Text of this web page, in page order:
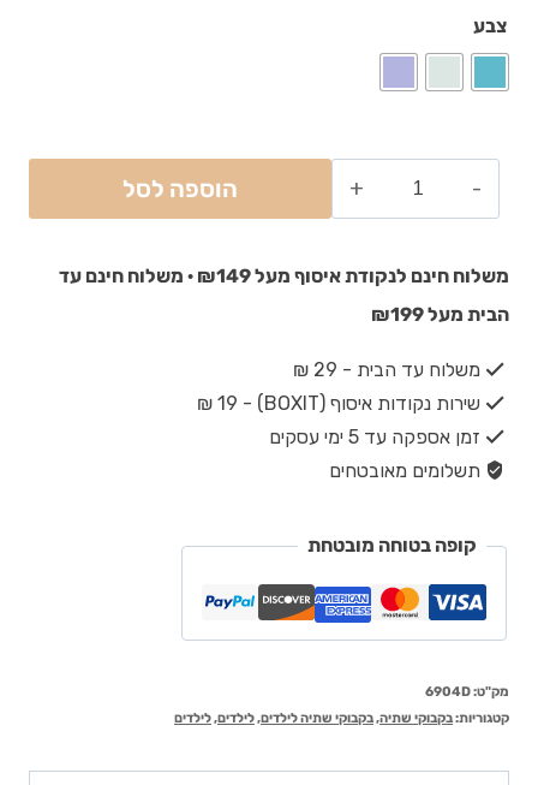
צבע
הוספה לסל
משלוח חינם לנקודת איסוף מעל ₪149 · משלוח חינם עד
הבית מעל ₪199
משלוח עד הבית - 29 ₪
שירות נקודות איסוף (BOXIT) - 19 ₪
זמן אספקה עד 5 ימי עסקים
תשלומים מאובטחים
קופה בטוחה מובטחת
מק"ט:6904D
קטגוריות:בקבוקי שתיה,בקבוקי שתיה לילדים,לילדים,לילדים